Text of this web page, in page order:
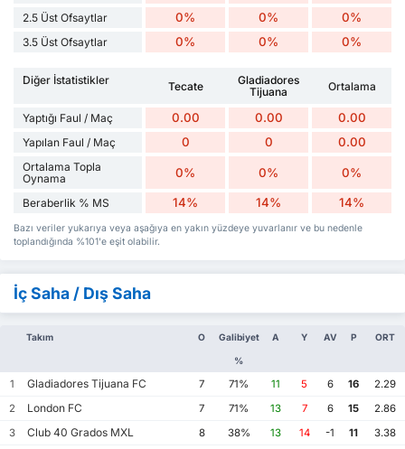
2.5 Üst Ofsaytlar 0% 0% 0%
3.5 Üst Ofsaytlar 0% 0% 0%
Diğer İstatistikler Tecate
Gladiadores
Tijuana
Ortalama
Yaptığı Faul / Maç 0.00 0.00 0.00
Yapılan Faul / Maç 0 0 0.00
Ortalama Topla
Oynama
0% 0% 0%
Beraberlik % MS 14% 14% 14%
Bazı veriler yukarıya veya aşağıya en yakın yüzdeye yuvarlanır ve bu nedenle
toplandığında %101'e eşit olabilir.
İç Saha / Dış Saha
Takım O Galibiyet
%
A Y AV P ORT
1 Gladiadores Tijuana FC 7 71% 11 5 6 16
2.29
2
London FC 7 71% 13 7 6 15
2.86
3
Club 40 Grados MXL 8 38% 13 14 -1 11
3.38